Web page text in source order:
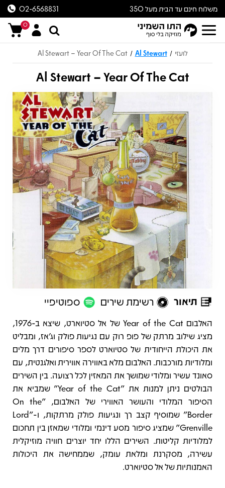
משלוח חינם עד הבית מעל 350
ש״ח
02-6568831
0
לועזי /
Al Stewart
/
Al Stewart – Year Of The Cat
Al Stewart – Year Of The Cat
תיאור רשימת שירים ספוטיפיי
תיאור
האלבום Year of the Cat של אל סטיוארט, שיצא ב-1976,
מציג שילוב מרתק של פופ רוק עם נגיעות פולק וג’אז, ומבליט
את היכולת הייחודית של סטיוארט לספר סיפורים דרך מלים
ומלודיות מורכבות. האלבום מלא באווירה אווירית ואלגנטית, עם
סאונד עשיר ומלודי שמושך את המאזין לכל רצועה. בין השירים
הבולטים ניתן למנות את "Year of the Cat" שמביא את
הסיפור המלודי והעושר האווירי של האלבום, "On the
Border" שמוסיף קצב רך ונגיעות פולק מרתקות, ו-"Lord
Grenville" שמציג סיפור מסע דינמי ומלודי שמאזן בין תחכום
למלודיות קליטות. השירים הללו יחד יוצרים חוויה מוזיקלית
עשירה, מסקרנת ומלאת עומק, שממחישה את היכולות
האמנותיות של אל סטיוארט.